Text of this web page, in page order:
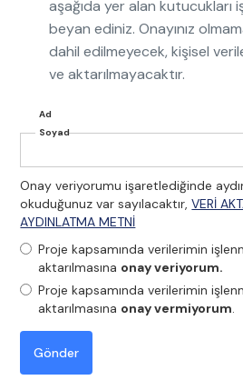
aşağıda yer alan kutucukları
beyan ediniz. Onayınız
dahil edilmeyecek, kişisel
ve aktarılmayacaktır.
Ad
Soyad
Onay veriyorumu işaretlediğinde
okuduğunuz var sayılacaktır,VERİ
AYDINLATMA METNİ
Proje kapsamında verilerimin
aktarılmasına onay veriyorum.
Proje kapsamında verilerimin
aktarılmasına onay vermiyorum.